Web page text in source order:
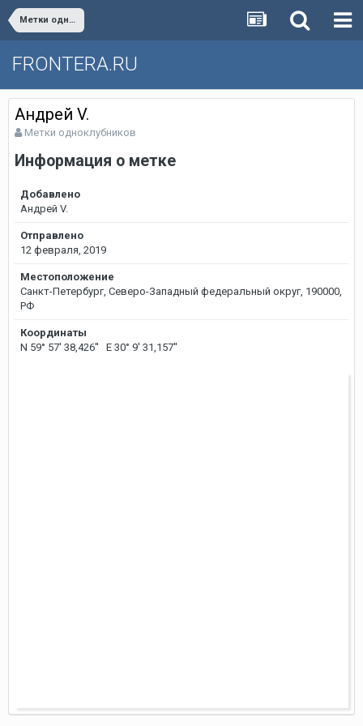
Метки одноклубников
FRONTERA.RU
Андрей V.
Метки одноклубников
Информация о метке
Добавлено
Андрей V.
Отправлено
12 февраля, 2019
Местоположение
Санкт-Петербург, Северо-Западный федеральный округ, 190000,
РФ
Координаты
N 59° 57' 38,426'' E 30° 9' 31,157''